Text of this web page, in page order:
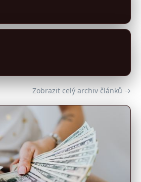
Zobrazit celý archiv článků →